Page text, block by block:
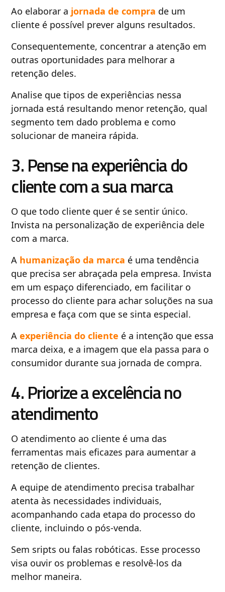
Ao elaborar a jornada de compra de um
cliente é possível prever alguns resultados.
Consequentemente, concentrar a atenção em
outras oportunidades para melhorar a
retenção deles.
Analise que tipos de experiências nessa
jornada está resultando menor retenção, qual
segmento tem dado problema e como
solucionar de maneira rápida.
3. Pense na experiência do
cliente com a sua marca
O que todo cliente quer é se sentir único.
Invista na personalização de experiência dele
com a marca.
A humanização da marca é uma tendência
que precisa ser abraçada pela empresa. Invista
em um espaço diferenciado, em facilitar o
processo do cliente para achar soluções na sua
empresa e faça com que se sinta especial.
Aexperiência do cliente é a intenção que essa
marca deixa, e a imagem que ela passa para o
consumidor durante sua jornada de compra.
4. Priorize a excelência no
atendimento
O atendimento ao cliente é uma das
ferramentas mais eficazes para aumentar a
retenção de clientes.
A equipe de atendimento precisa trabalhar
atenta às necessidades individuais,
acompanhando cada etapa do processo do
cliente, incluindo o pós-venda.
Sem sripts ou falas robóticas. Esse processo
visa ouvir os problemas e resolvê-los da
melhor maneira.